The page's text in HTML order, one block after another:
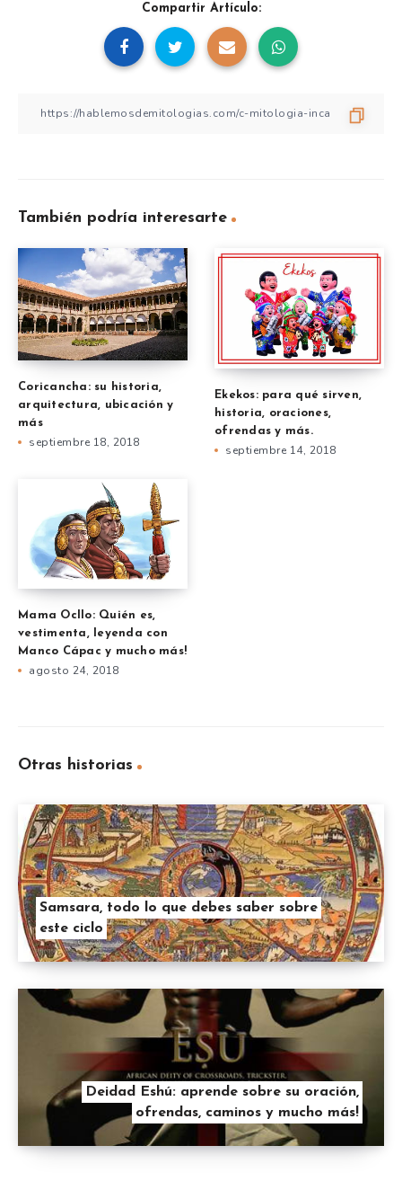
Compartir Artículo:
También podría interesarte
Coricancha: su historia,
arquitectura, ubicación y
más
septiembre 18, 2018
Ekekos: para qué sirven,
historia, oraciones,
ofrendas y más.
septiembre 14, 2018
Mama Ocllo: Quién es,
vestimenta, leyenda con
Manco Cápac y mucho más!
agosto 24, 2018
Otras historias
Samsara, todo lo que debes saber sobre
este ciclo
Deidad Eshú: aprende sobre su oración,
ofrendas, caminos y mucho más!